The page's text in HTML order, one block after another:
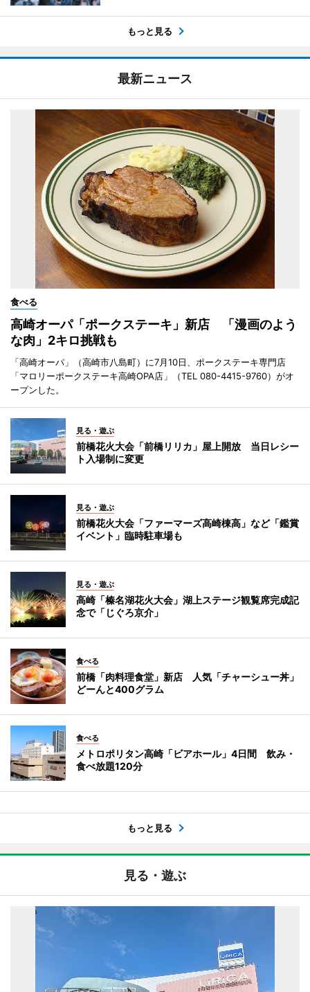
もっと見る
最新ニュース
食べる
高崎オーパ「ポークステーキ」新店 「漫画のよう
な肉」2キロ挑戦も
「高崎オーパ」（高崎市八島町）に7月10日、ポークステーキ専門店
「マロリーポークステーキ高崎OPA店」（TEL 080-4415-9760）がオ
ープンした。
見る・遊ぶ
前橋花火大会「前橋リリカ」屋上開放 当日レシー
ト入場制に変更
見る・遊ぶ
前橋花火大会「ファーマーズ高崎棟高」など「鑑賞
イベント」臨時駐車場も
見る・遊ぶ
高崎「榛名湖花火大会」湖上ステージ観覧席完成記
念で「じぐろ京介」
食べる
前橋「肉料理食堂」新店 人気「チャーシュー丼」
どーんと400グラム
食べる
メトロポリタン高崎「ビアホール」4日間 飲み・
食べ放題120分
もっと見る
見る・遊ぶ